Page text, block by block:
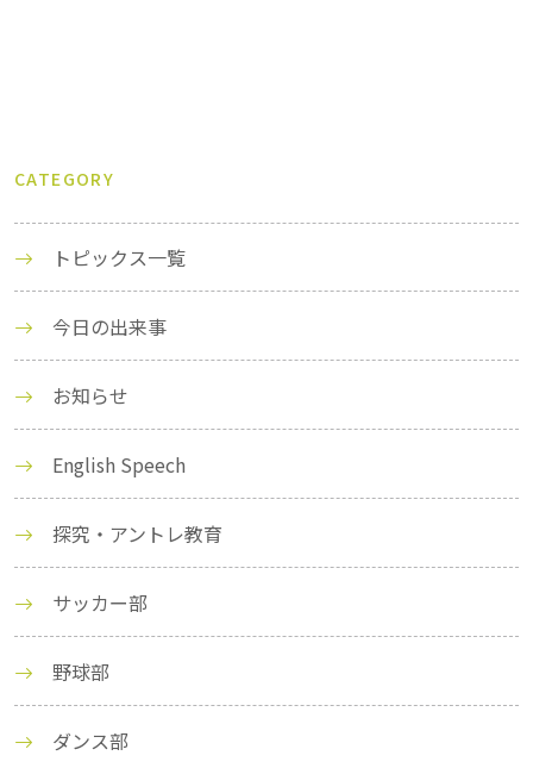
CATEGORY
トピックス一覧
今日の出来事
お知らせ
English Speech
探究・アントレ教育
サッカー部
野球部
ダンス部